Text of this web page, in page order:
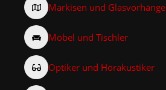
Markisen und Glasvorhänge
Möbel und Tischler
Optiker und Hörakustiker